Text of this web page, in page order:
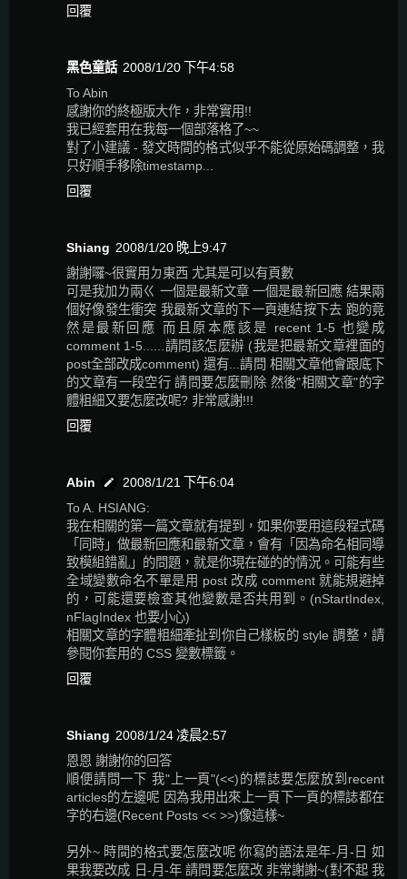
回覆
黑色童話 2008/1/20 下午4:58
To Abin
感謝你的終極版大作，非常實用!!
我已經套用在我每一個部落格了~~
對了小建議 - 發文時間的格式似乎不能從原始碼調整，我
只好順手移除timestamp...
回覆
Shiang 2008/1/20 晚上9:47
謝謝囉~很實用ㄉ東西 尤其是可以有頁數
可是我加ㄌ兩ㄍ 一個是最新文章 一個是最新回應 結果兩
個好像發生衝突 我最新文章的下一頁連結按下去 跑的竟
然是最新回應 而且原本應該是 recent 1-5 也變成
comment 1-5......請問該怎麼辦 (我是把最新文章裡面的
post全部改成comment) 還有...請問 相關文章他會跟底下
的文章有一段空行 請問要怎麼刪除 然後"相關文章"的字
體粗細又要怎麼改呢? 非常感謝!!!
回覆
Abin
2008/1/21 下午6:04
To A. HSIANG:
我在相關的第一篇文章就有提到，如果你要用這段程式碼
「同時」做最新回應和最新文章，會有「因為命名相同導
致模組錯亂」的問題，就是你現在碰的的情況。可能有些
全域變數命名不單是用 post 改成 comment 就能規避掉
的，可能還要檢查其他變數是否共用到。(nStartIndex,
nFlagIndex 也要小心)
相關文章的字體粗細牽扯到你自己樣板的 style 調整，請
參閱你套用的 CSS 變數標籤。
回覆
Shiang 2008/1/24 凌晨2:57
恩恩 謝謝你的回答
順便請問一下 我"上一頁"(<<)的標誌要怎麼放到recent
articles的左邊呢 因為我用出來上一頁下一頁的標誌都在
字的右邊(Recent Posts << >>)像這樣~
另外~ 時間的格式要怎麼改呢 你寫的語法是年-月-日 如
果我要改成 日-月-年 請問要怎麼改 非常謝謝~(對不起 我